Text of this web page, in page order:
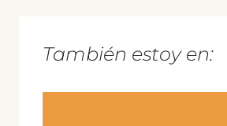
También estoy en: